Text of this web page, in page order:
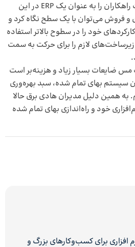
فعالیت است بزرگ‌ترین مزیت راهکاران را به عنوان یک ERP در این
و فروش می‌توان با یک سطح نگاه کرد و
خود را در سطوح بالا‌تر استفاده
لازم را برای حرکت به سمت
ضایعات بسیار زیاد و هزینه‌بر است
سیستم بهای تمام شده، سبد بهره‌وری
به همین دلیل مدیران هادی برق حالا
خود و راه‌اندازی بهای تمام شده
افزاری برای کسب‌وکارهای بزرگ و